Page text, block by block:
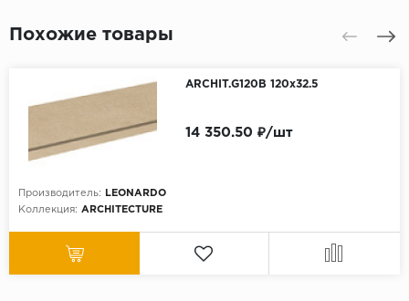
Похожие товары
ARCHIT.G120B 120x32.5
Производитель:
LEONARDO
Коллекция: ARCHITECTURE
14 350.50 ₽/шт